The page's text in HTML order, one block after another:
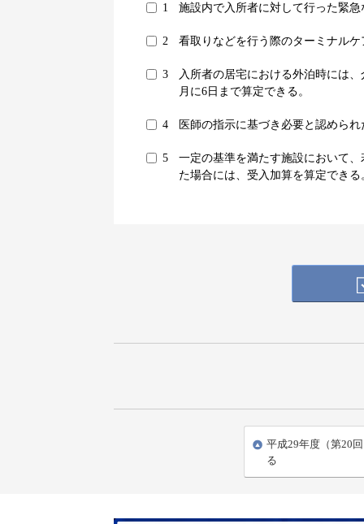
1 施設内で入所者に対して行った緊
2 看取りなどを行う際のターミナル
3
入所者の居宅における外泊時には
月に6日まで算定できる。
4 医師の指示に基づき必要と認めら
5
一定の基準を満たす施設において
た場合には、受入加算を算定できる
平成29年度（第20
る